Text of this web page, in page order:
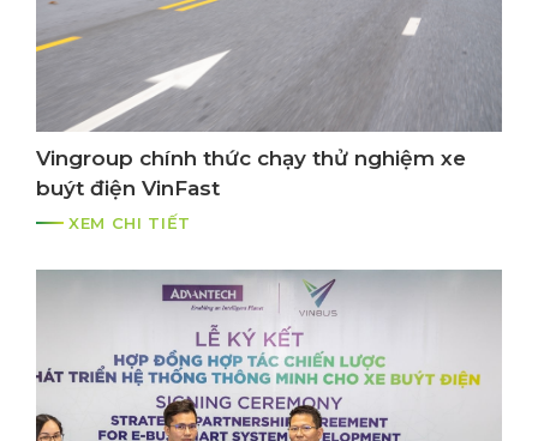
Vingroup chính thức chạy thử nghiệm xe
buýt điện VinFast
XEM CHI TIẾT